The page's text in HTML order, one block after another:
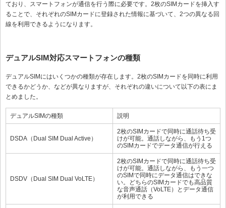
ており、スマートフォンが通信を行う際に必要です。2枚のSIMカードを挿入す
ることで、それぞれのSIMカードに登録された情報に基づいて、2つの異なる回
線を利用できるようになります。
デュアルSIM対応スマートフォンの種類
デュアルSIMにはいくつかの種類が存在します。2枚のSIMカードを同時に利用
できるかどうか、などが異なりますが、それぞれの違いについて以下の表にま
とめました。
デュアルSIMの種類 説明
DSDA（Dual SIM Dual Active）
2枚のSIMカードで同時に通話待ち受
けが可能。通話しながら、もう1つ
のSIMカードでデータ通信が行える
DSDV（Dual SIM Dual VoLTE）
2枚のSIMカードで同時に通話待ち受
けが可能。通話しながら、もう一つ
のSIMで同時にデータ通信はできな
い。どちらのSIMカードでも高品質
な音声通話（VoLTE）とデータ通信
が利用できる